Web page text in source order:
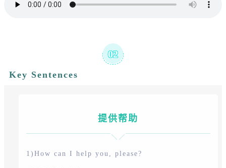
02
Key Sentences
提供帮助
1)How can I help you, please?